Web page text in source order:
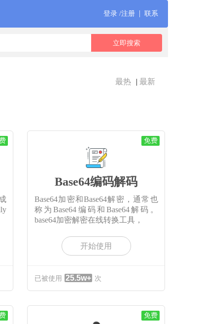
登录 /注册| 联系
最热 | 最新
免费
Base64编码解码
Base64加密和Base64解密，通常也
称为Base64编码和Base64解码。
base64加密解密在线转换工具，
开始使用
已被使用 25.5w+ 次
免费